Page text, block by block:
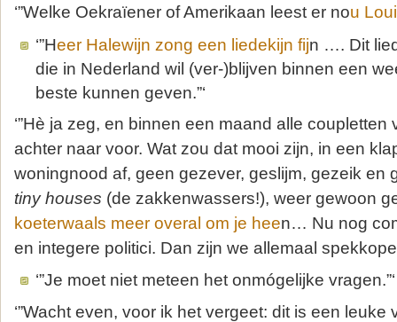
‘”Welke Oekraïener of Amerikaan leest er nou
‘”Heer Halewijn zong een liedekijn fijn …. Dit
die in Nederland wil (ver-)blijven binnen een
beste kunnen geven.”‘
‘”Hè ja zeg, en binnen een maand alle
achter naar voor. Wat zou dat mooi zijn, in een
woningnood af, geen gezever, geslijm, gezeik en
tiny houses (de zakkenwassers!), weer gewoon
koeterwaals meer overal om je heen… Nu nog
en integere politici. Dan zijn we allemaal
‘”Je moet niet meteen het onmógelijke vragen.”‘
‘”Wacht even, voor ik het vergeet: dit is een leuke